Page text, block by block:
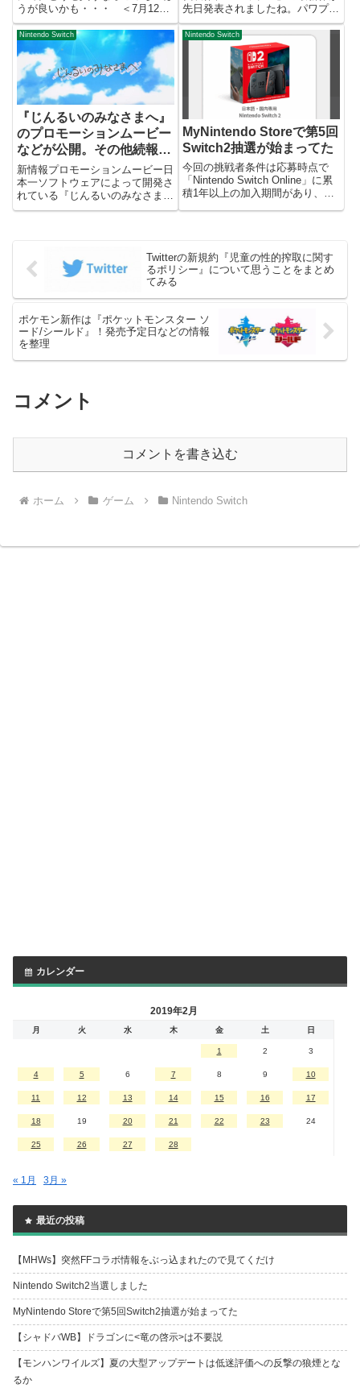
うが良いかも・・・ ＜7月12日
追記＞Amazonで予約開始されま
した。どうせプレミアがつく気が
するので欲しい人は予約しておき
ましょう！ Nintendo Switch
Liteに...
先日発表されましたね。パワプロ
2016から隔年発売となり、同じ
コナミから発売されている「プロ
スピ」と交互に発売されるように
なったシリーズですが、2022年
版も無事（？）発売されるこ...
Nintendo Switch
『じんるいのみなさまへ』
のプロモーションムービー
などが公開。その他続報な
ど
新情報プロモーションムービー日
本一ソフトウェアによって開発さ
れている『じんるいのみなさま
へ』というゲームのプロモーショ
が、やはり百合ゲーのようです
ね。...
Nintendo Switch
MyNintendo Storeで第5回
Switch2抽選が始まってた
今回の挑戦者条件は応募時点で
「Nintendo Switch Online」に累
積1年以上の加入期間があり、応
Twitterの新規約『児童の性的搾取に関す
るポリシー』について思うことをまとめ
てみる
ポケモン新作は『ポケットモンスター ソ
ード/シールド』！発売予定日などの情報
を整理
コメント
コメントを書き込む
ホーム ゲーム Nintendo Switch
カレンダー
2019年2月
月 火 水 木 金 土 日
1 2 3
4 5 6 7 8 9 10
11 12 13 14 15 16 17
18 19 20 21 22 23 24
25 26 27 28
« 1月 3月 »
最近の投稿
【MHWs】突然FFコラボ情報をぶっ込まれたので見てくだけ
Nintendo Switch2当選しました
MyNintendo Storeで第5回Switch2抽選が始まってた
【シャドバWB】ドラゴンに<竜の啓示>は不要説
【モンハンワイルズ】夏の大型アップデートは低迷評価への反撃の狼煙とな
るか